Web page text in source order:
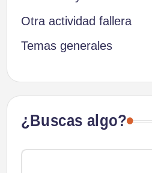
Otra actividad fallera
Temas generales
¿Buscas algo?